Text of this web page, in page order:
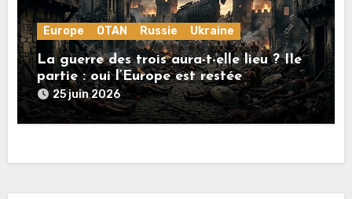
Europe OTAN Russie Ukraine
La guerre des trois aura-t-elle lieu ? IIe
partie : oui l’Europe est restée
rationnelle !
25 juin 2026